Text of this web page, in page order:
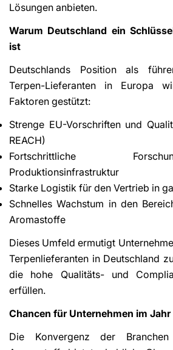
Lösungen anbieten.
Warum Deutschland ein
ist
Deutschlands Position als
Terpen-Lieferanten in Europa
Faktoren gestützt:
Strenge EU-Vorschriften und
REACH)
Fortschrittliche
Produktionsinfrastruktur
Starke Logistik für den Vertrieb in
Schnelles Wachstum in den
Aromastoffe
Dieses Umfeld ermutigt
Terpenlieferanten in Deutschland
die hohe Qualitäts- und
erfüllen.
Chancen für Unternehmen im
Die Konvergenz der